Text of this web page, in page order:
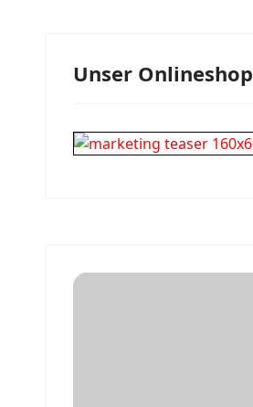
Unser Onlineshop